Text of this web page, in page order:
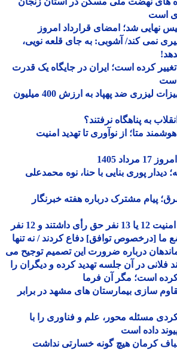
شد؛ امضای قرارداد امروز
نمی کند/ آشوبی: به جای قلعه نویی،
کرده است؛ ایران در جایگاه یک قدرت
بلومبرگ: پنتاگون تجهیزات لیزری ضد پهپاد به ارزش 400 میلیون
به پناهگاه نرفتند؟
متا؛ از نوآوری تا تهدید امنیت
پوری بنایی با حنا، نوه محمدعلی
مشترک درباره هفته خبرنگار
پزشکیان: در شورای امنیت 12 یا 13 نفر حق رأی داشتند و 12 نفر
توافق] دفاع کردند / نه تنها
درباره ضرورت این تصمیم توجیح می
در آن جلسه تهدید کرده و دیگران را
است؛ مگر آن فرما
بیمارستان های مشهد در برابر
مسئله محور، علم و فناوری را با
داده است